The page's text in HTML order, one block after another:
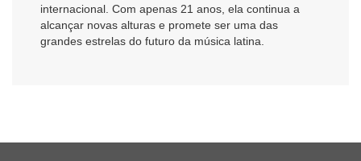
internacional. Com apenas 21 anos, ela continua a
alcançar novas alturas e promete ser uma das
grandes estrelas do futuro da música latina.